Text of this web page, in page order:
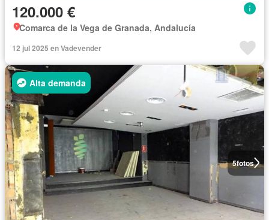
120.000 €
Comarca de la Vega de Granada, Andalucía
12 jul 2025 en Vadevender
5fotos
Alta demanda